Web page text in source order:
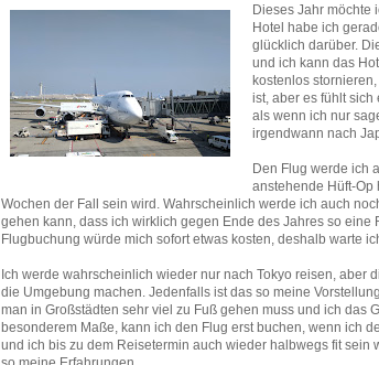
Dieses Jahr möchte
Hotel habe ich
glücklich darüber.
und ich kann das
kostenlos
ist, aber es fühlt sich
als wenn ich nur
irgendwann nach
Den Flug werde ich
anstehende Hüft-Op
Wochen der Fall sein wird. Wahrscheinlich werde ich auch
gehen kann, dass ich wirklich gegen Ende des Jahres so eine
Flugbuchung würde mich sofort etwas kosten, deshalb warte
Ich werde wahrscheinlich wieder nur nach Tokyo reisen, aber
die Umgebung machen. Jedenfalls ist das so meine
man in Großstädten sehr viel zu Fuß gehen muss und ich das
besonderem Maße, kann ich den Flug erst buchen, wenn ich
und ich bis zu dem Reisetermin auch wieder halbwegs fit sein